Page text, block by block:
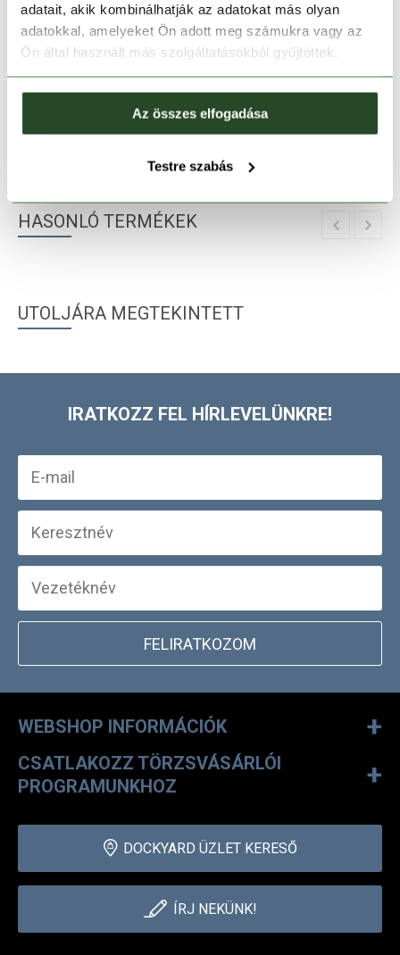
adatait, akik kombinálhatják az adatokat más olyan
adatokkal, amelyeket Ön adott meg számukra vagy az
Ön által használt más szolgáltatásokból gyűjtöttek.
Az összes elfogadása
Testre szabás
TERMÉKLEÍRÁS
TERMÉK RÉSZLETEK
30 napos visszaküldés
1-2 munkanapos szállítás
HASONLÓ TERMÉKEK
UTOLJÁRA MEGTEKINTETT
IRATKOZZ FEL HÍRLEVELÜNKRE!
FELIRATKOZOM
WEBSHOP INFORMÁCIÓK +
CSATLAKOZZ TÖRZSVÁSÁRLÓI
PROGRAMUNKHOZ
+
DOCKYARD ÜZLET KERESŐ
ÍRJ NEKÜNK!